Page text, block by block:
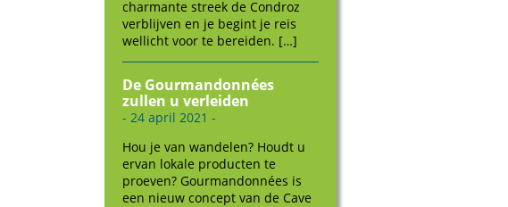
charmante streek de Condroz
verblijven en je begint je reis
wellicht voor te bereiden. […]
De Gourmandonnées
zullen u verleiden
- 24 april 2021 -
Hou je van wandelen? Houdt u
ervan lokale producten te
proeven? Gourmandonnées is
een nieuw concept van de Cave